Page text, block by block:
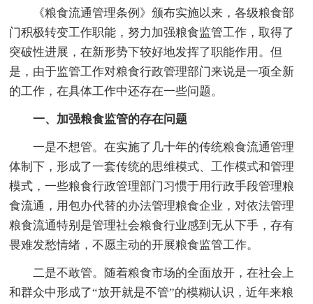
《粮食流通管理条例》颁布实施以来，各级粮食部
门积极转变工作职能，努力加强粮食监管工作，取得了
突破性进展，在新形势下较好地发挥了职能作用。但
是，由于监管工作对粮食行政管理部门来说是一项全新
的工作，在具体工作中还存在一些问题。
一、加强粮食监管的存在问题
一是不想管。在实施了几十年的传统粮食流通管理
体制下，形成了一套传统的思维模式、工作模式和管理
模式，一些粮食行政管理部门习惯于用行政手段管理粮
食流通，用包办代替的办法管理粮食企业，对依法管理
粮食流通特别是管理社会粮食行业感到无从下手，存有
畏难发愁情绪，不愿主动的开展粮食监管工作。
二是不敢管。随着粮食市场的全面放开，在社会上
和群众中形成了“放开就是不管”的模糊认识，近年来粮